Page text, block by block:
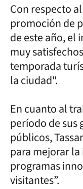
Con respecto
promoción de
de este año, el
muy
temporada
la ciudad".
En cuanto al
período de sus
públicos,
para mejorar
programas
visitantes”.